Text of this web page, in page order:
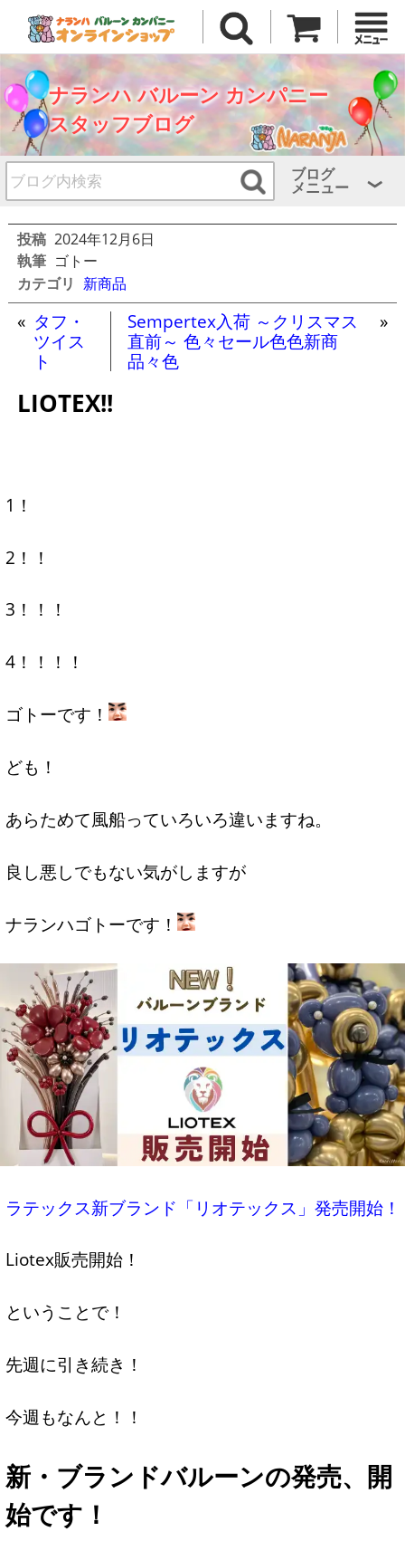
ナランハ バルーン カンパニー
スタッフブログ
ブログ
メニュー
投稿 2024年12月6日
執筆 ゴトー
カテゴリ 新商品
« タフ・
ツイス
ト
Sempertex入荷 ～クリスマス
直前～ 色々セール色色新商
品々色
»
LIOTEX!!
1！
2！！
3！！！
4！！！！
ゴトーです！
ども！
あらためて風船っていろいろ違いますね。
良し悪しでもない気がしますが
ナランハゴトーです！
ラテックス新ブランド「リオテックス」発売開始！
Liotex販売開始！
ということで！
先週に引き続き！
今週もなんと！！
新・ブランドバルーンの発売、開
始です！